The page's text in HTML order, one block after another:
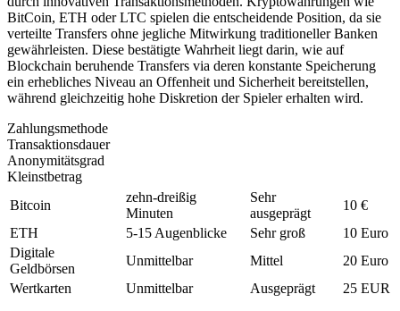
BitCoin, ETH oder LTC spielen die entscheidende Position, da sie
verteilte Transfers ohne jegliche Mitwirkung traditioneller Banken
gewährleisten. Diese bestätigte Wahrheit liegt darin, wie auf
Blockchain beruhende Transfers via deren konstante Speicherung
ein erhebliches Niveau an Offenheit und Sicherheit bereitstellen,
während gleichzeitig hohe Diskretion der Spieler erhalten wird.
Zahlungsmethode
Transaktionsdauer
Anonymitätsgrad
Kleinstbetrag
Bitcoin
zehn-dreißig
Minuten
Sehr
ausgeprägt
10 €
ETH
5-15 Augenblicke Sehr groß
10 Euro
Digitale
Geldbörsen
Unmittelbar Mittel
20 Euro
Wertkarten
Unmittelbar Ausgeprägt 25 EUR